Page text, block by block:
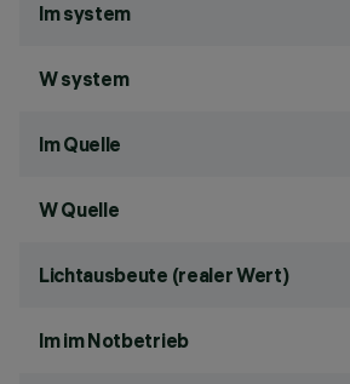
lm system
W system
lm Quelle
W Quelle
Lichtausbeute (realer Wert)
lm im Notbetrieb